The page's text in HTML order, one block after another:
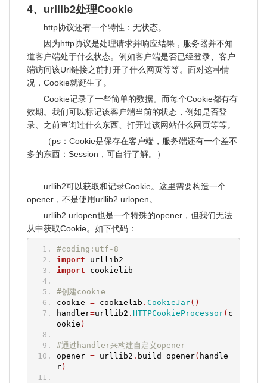
4、urllib2处理Cookie
http协议还有一个特性：无状态。
因为http协议是处理请求并响应结果，服务器并不知
道客户端处于什么状态。例如客户端是否已经登录、客户
端访问该Url链接之前打开了什么网页等等。面对这种情
况，Cookie就诞生了。
Cookie记录了一些简单的数据。而每个Cookie都有有
效期。我们可以标记该客户端当前的状态，例如是否登
录、之前查询过什么东西、打开过该网站什么网页等等。
（ps：Cookie是保存在客户端，服务端还有一个差不
多的东西：Session，可自行了解。）
urllib2可以获取和记录Cookie。这里需要构造一个
opener，不是使用urllib2.urlopen。
urllib2.urlopen也是一个特殊的opener，但我们无法
从中获取Cookie。如下代码：
#coding:utf-8
import urllib2
import cookielib
#创建cookie
cookie = cookielib . CookieJar()
handler=urllib2 . HTTPCookieProcessor( c
ookie )
#通过handler来构建自定义opener
opener = urllib2 . build_opener( handle
r)